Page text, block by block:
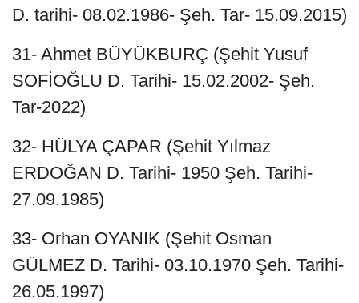
D. tarihi- 08.02.1986- Şeh. Tar- 15.09.2015)
31- Ahmet BÜYÜKBURÇ (Şehit Yusuf
SOFİOĞLU D. Tarihi- 15.02.2002- Şeh.
Tar-2022)
32- HÜLYA ÇAPAR (Şehit Yılmaz
ERDOĞAN D. Tarihi- 1950 Şeh. Tarihi-
27.09.1985)
33- Orhan OYANIK (Şehit Osman
GÜLMEZ D. Tarihi- 03.10.1970 Şeh. Tarihi-
26.05.1997)